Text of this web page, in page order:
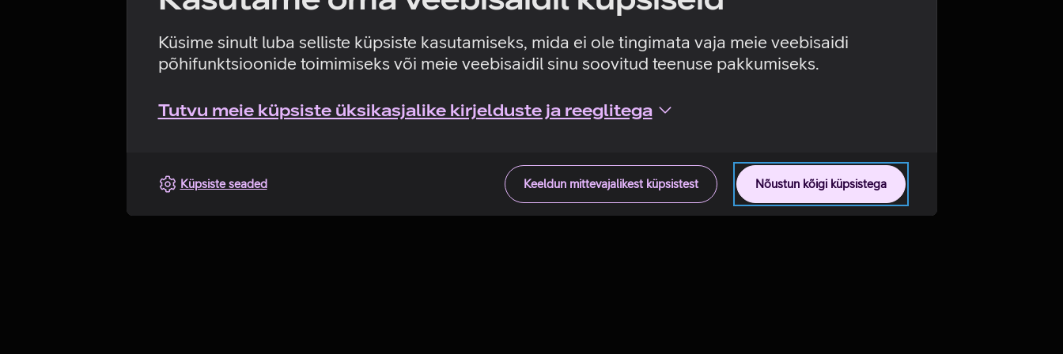
Küsime sinult luba selliste küpsiste kasutamiseks, mida ei ole tingimata vaja meie veebisaidi
põhifunktsioonide toimimiseks või meie veebisaidil sinu soovitud teenuse pakkumiseks.
Tutvu meie küpsiste üksikasjalike kirjelduste ja reeglitega
Nõustun kõigi küpsistega
Keeldun mittevajalikest küpsistest
Küpsiste seaded